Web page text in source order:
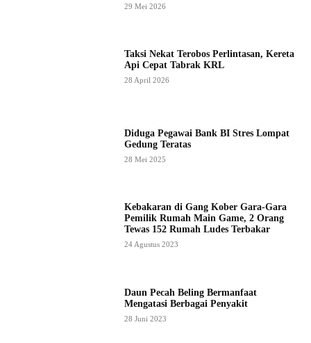
29 Mei 2026
Taksi Nekat Terobos Perlintasan, Kereta
Api Cepat Tabrak KRL
28 April 2026
Diduga Pegawai Bank BI Stres Lompat
Gedung Teratas
28 Mei 2025
Kebakaran di Gang Kober Gara-Gara
Pemilik Rumah Main Game, 2 Orang
Tewas 152 Rumah Ludes Terbakar
24 Agustus 2023
Daun Pecah Beling Bermanfaat
Mengatasi Berbagai Penyakit
28 Juni 2023